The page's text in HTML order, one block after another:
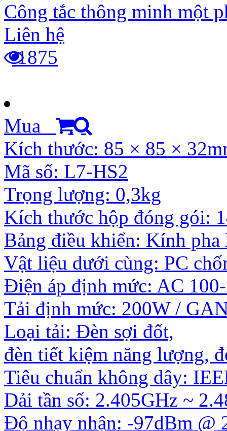
Công tắc thông minh một
Liên hệ
1875
Mua
Kích thước: 85 × 85 ×
Mã số: L7-HS2
Trọng lượng: 0,3kg
Kích thước hộp đóng gói:
Bảng điều khiển: Kính pha
Vật liệu dưới cùng: PC
Điện áp định mức: AC
Tải định mức: 200W /
Loại tải: Đèn sợi đốt,
đèn tiết kiệm năng lượng,
Tiêu chuẩn không dây:
Dải tần số: 2.405GHz ~
Độ nhạy nhận: -97dBm @